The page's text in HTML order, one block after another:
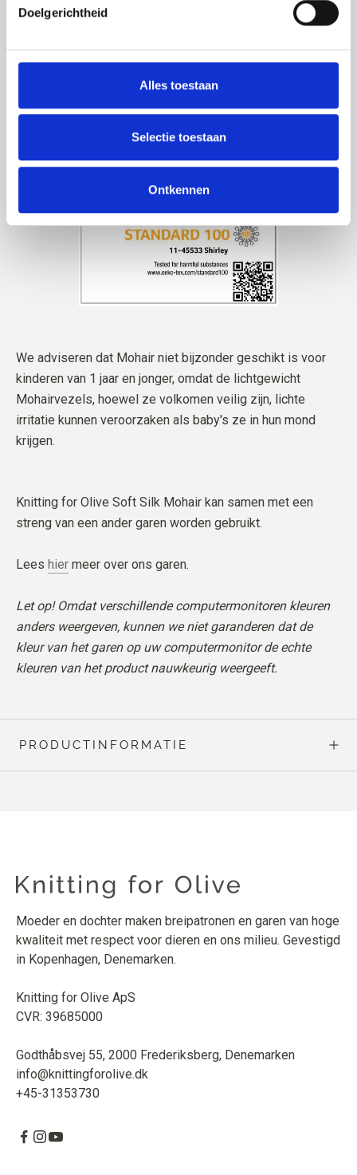
Doelgerichtheid
Alles toestaan
Selectie toestaan
Ontkennen
STANDARD 100 by OEKO-TEX®-certificaat
We adviseren dat Mohair niet bijzonder geschikt is voor
kinderen van 1 jaar en jonger, omdat de lichtgewicht
Mohairvezels, hoewel ze volkomen veilig zijn, lichte
irritatie kunnen veroorzaken als baby's ze in hun mond
krijgen.
Knitting for Olive Soft Silk Mohair kan samen met een
streng van een ander garen worden gebruikt.
Lees hier meer over ons garen.
Let op! Omdat verschillende computermonitoren kleuren
anders weergeven, kunnen we niet garanderen dat de
kleur van het garen op uw computermonitor de echte
kleuren van het product nauwkeurig weergeeft.
PRODUCTINFORMATIE
Moeder en dochter maken breipatronen en garen van hoge
kwaliteit met respect voor dieren en ons milieu. Gevestigd
in Kopenhagen, Denemarken.
Knitting for Olive ApS
CVR: 39685000
Godthåbsvej 55, 2000 Frederiksberg, Denemarken
info@knittingforolive.dk
+45-31353730